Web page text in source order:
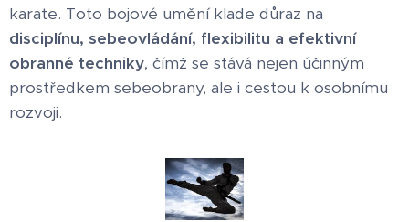
karate. Toto bojové umění klade důraz na
disciplínu, sebeovládání, flexibilitu a efektivní
obranné techniky, čímž se stává nejen účinným
prostředkem sebeobrany, ale i cestou k osobnímu
rozvoji.